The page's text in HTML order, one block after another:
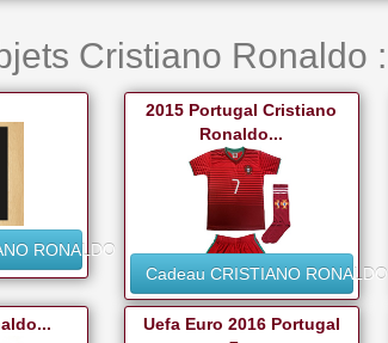
Cristiano Ronaldo :
RONALDO
2015 Portugal Cristiano
Ronaldo...
Cadeau CRISTIANO RONALDO
Uefa Euro 2016 Portugal